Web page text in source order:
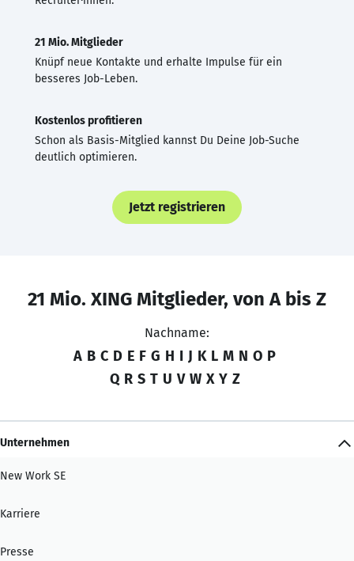
21 Mio. Mitglieder
Knüpf neue Kontakte und erhalte Impulse für ein
besseres Job-Leben.
Kostenlos profitieren
Schon als Basis-Mitglied kannst Du Deine Job-Suche
deutlich optimieren.
Jetzt registrieren
21 Mio. XING Mitglieder, von A bis Z
Nachname:
A B C D E F G H I J K L M N O P
Q R S T U V W X Y Z
Unternehmen
New Work SE
Karriere
Presse